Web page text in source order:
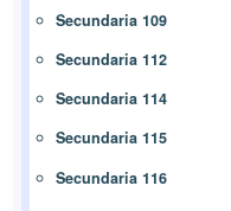
Secundaria 109
Secundaria 112
Secundaria 114
Secundaria 115
Secundaria 116